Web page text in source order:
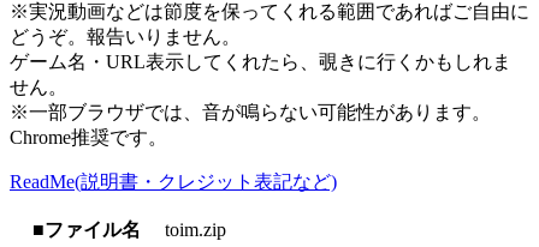
※実況動画などは節度を保ってくれる範囲であればご自由に
どうぞ。報告いりません。
ゲーム名・URL表示してくれたら、覗きに行くかもしれま
せん。
※一部ブラウザでは、音が鳴らない可能性があります。
Chrome推奨です。
ReadMe(説明書・クレジット表記など)
■ファイル名
toim.zip